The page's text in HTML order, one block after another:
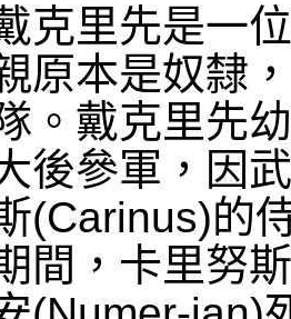
克里先是一
原本是奴隸
。戴克里先
後參軍，因
(Carinus)的
間，卡里努